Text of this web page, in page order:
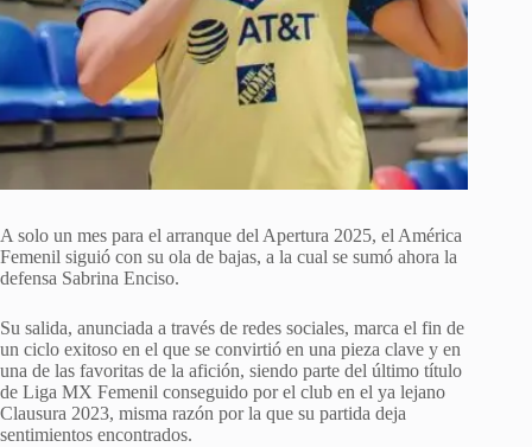
A solo un mes para el arranque del Apertura 2025, el América
Femenil siguió con su ola de bajas, a la cual se sumó ahora la
defensa Sabrina Enciso.
Su salida, anunciada a través de redes sociales, marca el fin de
un ciclo exitoso en el que se convirtió en una pieza clave y en
una de las favoritas de la afición, siendo parte del último título
de Liga MX Femenil conseguido por el club en el ya lejano
Clausura 2023, misma razón por la que su partida deja
sentimientos encontrados.